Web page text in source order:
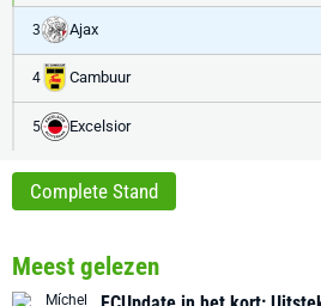
3 Ajax
4 Cambuur
5 Excelsior
Complete Stand
Meest gelezen